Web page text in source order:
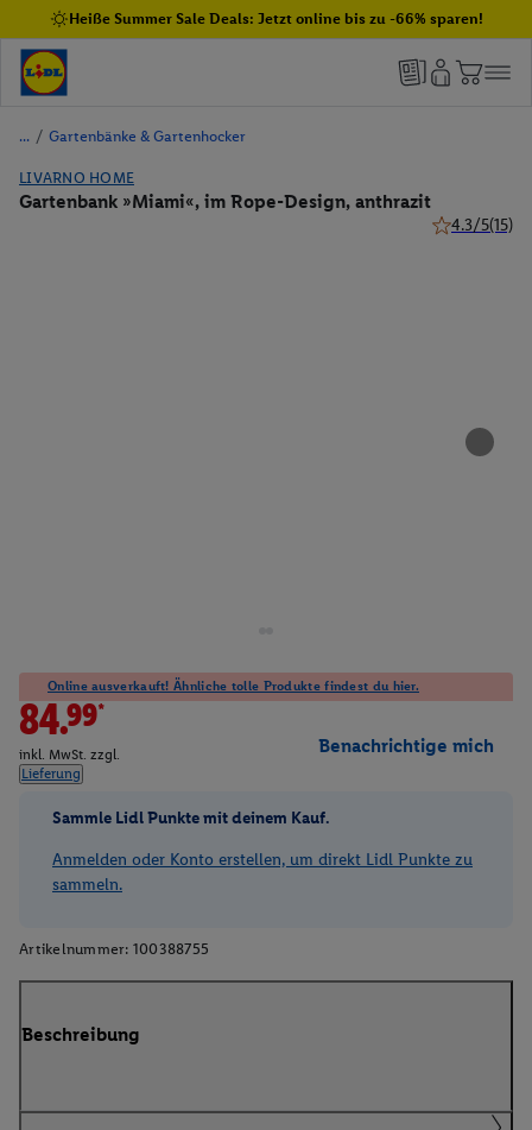
Heiße Summer Sale Deals: Jetzt online bis zu -66% sparen!
/ Gartenbänke & Gartenhocker
LIVARNO HOME
Gartenbank »Miami«, im Rope-Design, anthrazit
4.3/5(15)
Online ausverkauft! Ähnliche tolle Produkte findest du hier.
84.99*
inkl. MwSt. zzgl.
Lieferung
Benachrichtige mich
Sammle Lidl Punkte mit deinem Kauf.
Anmelden oder Konto erstellen, um direkt Lidl Punkte zu
sammeln.
Artikelnummer: 100388755
Beschreibung